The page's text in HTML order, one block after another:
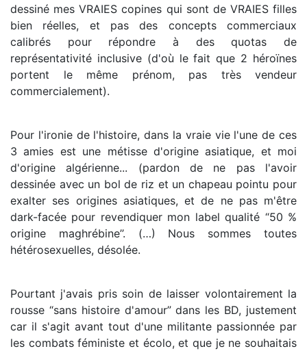
dessiné mes VRAIES copines qui sont de VRAIES filles
bien réelles, et pas des concepts commerciaux
calibrés pour répondre à des quotas de
représentativité inclusive (d'où le fait que 2 héroïnes
portent le même prénom, pas très vendeur
commercialement).
Pour l'ironie de l'histoire, dans la vraie vie l'une de ces
3 amies est une métisse d'origine asiatique, et moi
d'origine algérienne... (pardon de ne pas l'avoir
dessinée avec un bol de riz et un chapeau pointu pour
exalter ses origines asiatiques, et de ne pas m'être
dark-facée pour revendiquer mon label qualité “50 %
origine maghrébine’’. (…) Nous sommes toutes
hétérosexuelles, désolée.
Pourtant j'avais pris soin de laisser volontairement la
rousse “sans histoire d'amour” dans les BD, justement
car il s'agit avant tout d'une militante passionnée par
les combats féministe et écolo, et que je ne souhaitais